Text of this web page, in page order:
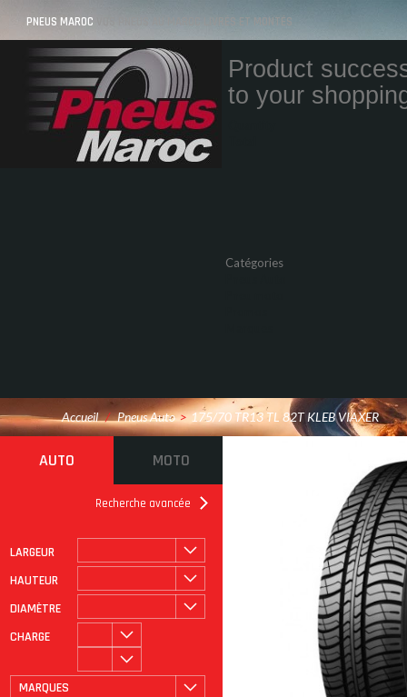
PNEUS MAROC VOS PNEUS AU MAROC LIVRÉS ET MONTÉS
Product
to your
Catégories
Accueil / Pneus Auto > 175/70 TR13 TL 82T KLEB VIAXER
AUTO MOTO
Recherche avancée
LARGEUR
HAUTEUR
DIAMÈTRE
CHARGE
MARQUES
ROULAGE À PLAT